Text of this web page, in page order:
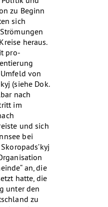
zu Beginn
sich
heraus.
pro-
von
(siehe Dok.
nach
im
und sich
bei
an, die
hatte, die
unter den
zu